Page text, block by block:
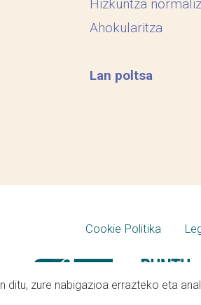
Hizkuntza
Ahokularitza
Lan poltsa
Cookie Politika
ditu, zure nabigazioa errazteko eta